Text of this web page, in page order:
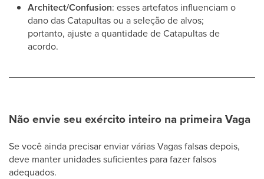
Architect/Confusion: esses artefatos influenciam o
dano das Catapultas ou a seleção de alvos;
portanto, ajuste a quantidade de Catapultas de
acordo.
Não envie seu exército inteiro na primeira Vaga
Se você ainda precisar enviar várias Vagas falsas depois,
deve manter unidades suficientes para fazer falsos
adequados.